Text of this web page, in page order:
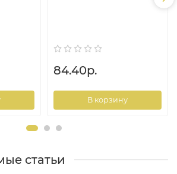
84.40р.
В корзину
статьи